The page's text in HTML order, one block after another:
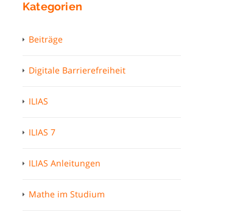
Kategorien
Beiträge
Digitale Barrierefreiheit
ILIAS
ILIAS 7
ILIAS Anleitungen
Mathe im Studium